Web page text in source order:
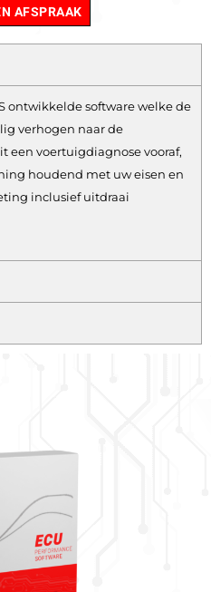
AFSPRAAK
ontwikkelde software welke de
verhogen naar de
een voertuigdiagnose vooraf,
houdend met uw eisen en
inclusief uitdraai